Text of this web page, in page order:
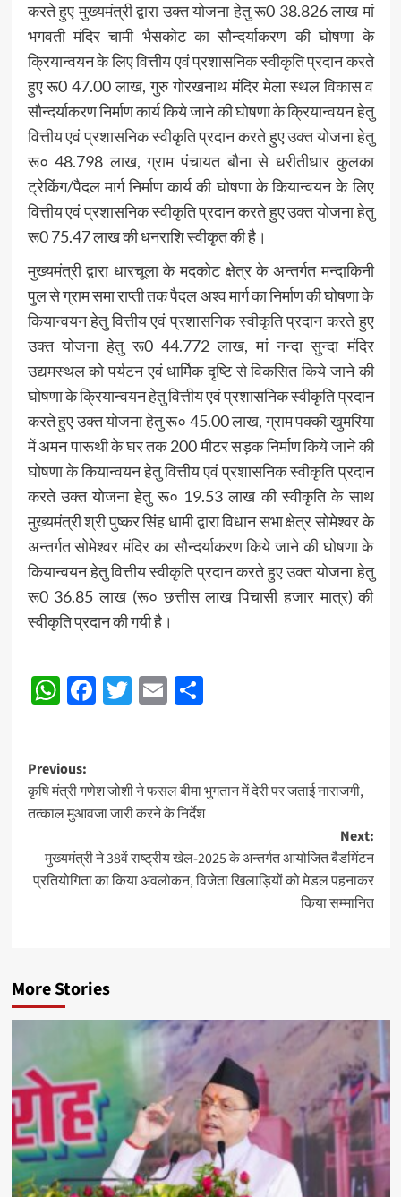
करते हुए मुख्यमंत्री द्वारा उक्त योजना हेतु रू0 38.826 लाख मां
भगवती मंदिर चामी भैसकोट का सौन्दर्याकरण की घोषणा के
क्रियान्वयन के लिए वित्तीय एवं प्रशासनिक स्वीकृति प्रदान करते
हुए रू0 47.00 लाख, गुरु गोरखनाथ मंदिर मेला स्थल विकास व
सौन्दर्याकरण निर्माण कार्य किये जाने की घोषणा के क्रियान्वयन हेतु
वित्तीय एवं प्रशासनिक स्वीकृति प्रदान करते हुए उक्त योजना हेतु
रू० 48.798 लाख, ग्राम पंचायत बौना से धरीतीधार कुलका
ट्रेकिंग/पैदल मार्ग निर्माण कार्य की घोषणा के कियान्वयन के लिए
वित्तीय एवं प्रशासनिक स्वीकृति प्रदान करते हुए उक्त योजना हेतु
रू0 75.47 लाख की धनराशि स्वीकृत की है।
मुख्यमंत्री द्वारा धारचूला के मदकोट क्षेत्र के अन्तर्गत मन्दाकिनी
पुल से ग्राम समा राप्ती तक पैदल अश्व मार्ग का निर्माण की घोषणा के
कियान्वयन हेतु वित्तीय एवं प्रशासनिक स्वीकृति प्रदान करते हुए
उक्त योजना हेतु रू0 44.772 लाख, मां नन्दा सुन्दा मंदिर
उद्यमस्थल को पर्यटन एवं धार्मिक दृष्टि से विकसित किये जाने की
घोषणा के क्रियान्वयन हेतु वित्तीय एवं प्रशासनिक स्वीकृति प्रदान
करते हुए उक्त योजना हेतु रू० 45.00 लाख, ग्राम पक्की खुमरिया
में अमन पारूथी के घर तक 200 मीटर सड़क निर्माण किये जाने की
घोषणा के कियान्वयन हेतु वित्तीय एवं प्रशासनिक स्वीकृति प्रदान
करते उक्त योजना हेतु रू० 19.53 लाख की स्वीकृति के साथ
मुख्यमंत्री श्री पुष्कर सिंह धामी द्वारा विधान सभा क्षेत्र सोमेश्वर के
अन्तर्गत सोमेश्वर मंदिर का सौन्दर्याकरण किये जाने की घोषणा के
कियान्वयन हेतु वित्तीय स्वीकृति प्रदान करते हुए उक्त योजना हेतु
रू0 36.85 लाख (रू० छत्तीस लाख पिचासी हजार मात्र) की
स्वीकृति प्रदान की गयी है।
Post
Navigation
WhatsApp
Facebook
Twitter
EmailShare
Post
navigation
Previous:
कृषि मंत्री गणेश जोशी ने फसल बीमा भुगतान में देरी पर जताई नाराजगी,
तत्काल मुआवजा जारी करने के निर्देश
Next:
मुख्यमंत्री ने 38वें राष्ट्रीय खेल-2025 के अन्तर्गत आयोजित बैडमिंटन
प्रतियोगिता का किया अवलोकन, विजेता खिलाड़ियों को मेडल पहनाकर
किया सम्मानित
More Stories